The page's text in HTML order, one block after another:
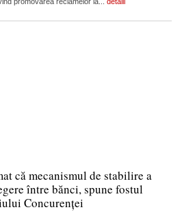
că mecanismul de stabilire a
între bănci, spune fostul
Concurenței